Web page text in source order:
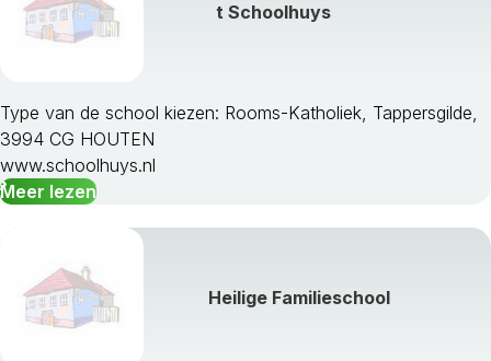
t Schoolhuys
Type van de school kiezen: Rooms-Katholiek, Tappersgilde,
3994 CG HOUTEN
www.schoolhuys.nl
Meer lezen
Heilige Familieschool